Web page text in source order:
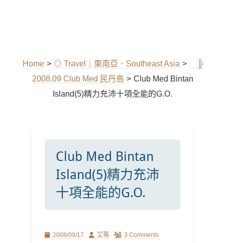
Home > ◎ Travel｜東南亞．Southeast Asia >
╠
2008.09 Club Med 民丹島 > Club Med Bintan
Island(5)精力充沛十項全能的G.O.
Club Med Bintan
Island(5)精力充沛
十項全能的G.O.
Posted
2008/09/17 Author
艾瑪 3 Comments